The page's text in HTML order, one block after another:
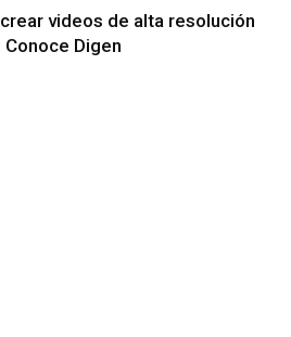
videos de alta resolución
Conoce Digen